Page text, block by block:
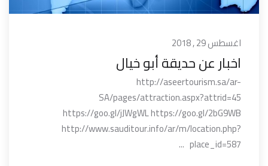
اغسطس 29 , 2018
اخبار عن حديقة أبو خيال
http://aseertourism.sa/ar-
SA/pages/attraction.aspx?attrid=45
https://goo.gl/jJWgWL https://goo.gl/2bG9WB
http://www.sauditour.info/ar/m/location.php?
place_id=587 ...